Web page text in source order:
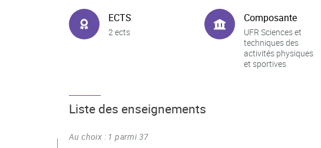
ECTS
2 ects
Composante
UFR Sciences et
techniques des
activités physiques
et sportives
Liste des enseignements
Au choix : 1 parmi 37